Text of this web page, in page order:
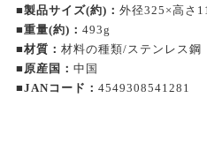
■製品サイズ(約)： 外径325×高さ
■重量(約)： 493g
■材質： 材料の種類/ステンレス鋼
■原産国： 中国
■JANコード： 4549308541281